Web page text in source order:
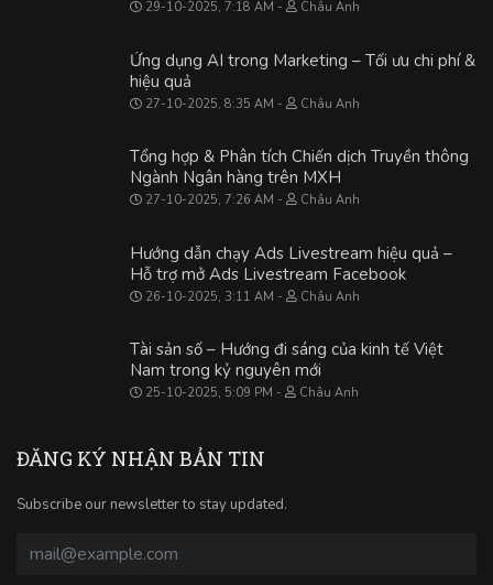
29-10-2025, 7:18 AM Châu Anh
Ứng dụng AI trong Marketing – Tối ưu chi phí &
hiệu quả
27-10-2025, 8:35 AM Châu Anh
Tổng hợp & Phân tích Chiến dịch Truyền thông
Ngành Ngân hàng trên MXH
27-10-2025, 7:26 AM Châu Anh
Hướng dẫn chạy Ads Livestream hiệu quả –
Hỗ trợ mở Ads Livestream Facebook
26-10-2025, 3:11 AM Châu Anh
Tài sản số – Hướng đi sáng của kinh tế Việt
Nam trong kỷ nguyên mới
25-10-2025, 5:09 PM Châu Anh
ĐĂNG KÝ NHẬN BẢN TIN
Subscribe our newsletter to stay updated.